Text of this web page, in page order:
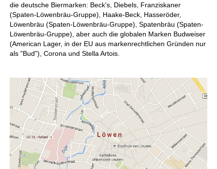
die deutsche Biermarken: Beck’s, Diebels, Franziskaner
(Spaten-Löwenbräu-Gruppe), Haake-Beck, Hasseröder,
Löwenbräu (Spaten-Löwenbräu-Gruppe), Spatenbräu (Spaten-
Löwenbräu-Gruppe), aber auch die globalen Marken Budweiser
(American Lager, in der EU aus markenrechtlichen Gründen nur
als "Bud"), Corona und Stella Artois.